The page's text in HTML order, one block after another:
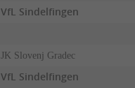
VfL Sindelfingen
JK Slovenj Gradec
VfL Sindelfingen